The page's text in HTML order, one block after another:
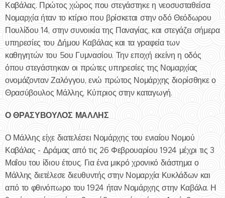
Καβάλας. Πρώτος χώρος που στεγάστηκε η νεοσυσταθείσα
Νομαρχία ήταν το κτίριο που βρίσκεται στην οδό Θεόδωρου
Πουλίδου 14, στην συνοικία της Παναγίας, και στεγάζει σήμερα
υπηρεσίες του Δήμου Καβάλας και τα γραφεία των
καθηγητών του 5ου Γυμνασίου. Την εποχή εκείνη η οδός
όπου στεγάστηκαν οι πρώτες υπηρεσίες της Νομαρχίας
ονομάζονταν Ζαλόγγου, ενώ πρώτος Νομάρχης διορίσθηκε ο
Θρασύβουλος Μάλλης, Κύπριος στην καταγωγή.
Ο ΘΡΑΣΥΒΟΥΛΟΣ ΜΑΛΛΗΣ
Ο Μάλλης είχε διατελέσει Νομάρχης του ενιαίου Νομού
Καβάλας - Δράμας από τις 26 Φεβρουαρίου 1924 μέχρι τις 3
Μαΐου του ίδιου έτους. Για ένα μικρό χρονικό διάστημα ο
Μάλλης διετέλεσε διευθυντής στην Νομαρχία Κυκλάδων και
από το φθινόπωρο του 1924 ήταν Νομάρχης στην Καβάλα. Η